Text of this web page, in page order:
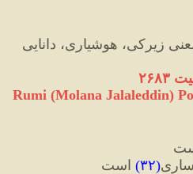
زیرکی، هوشیاری، دانایی
Rumi (Molana Jalaleddin)
ساری(۳۲) است